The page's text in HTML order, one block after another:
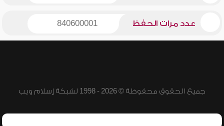
عدد مرات الحفظ 840600001
جميع الحقوق محفوظة © 2026 - 1998 لشبكة إسلام ويب